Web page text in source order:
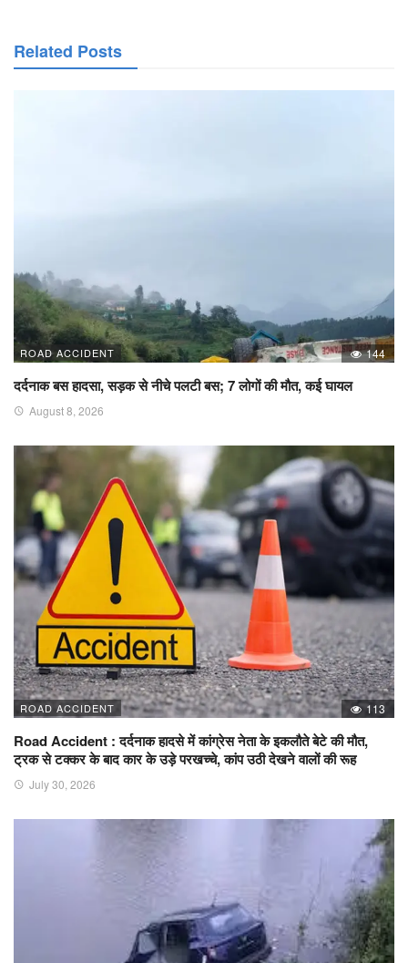
Related Posts
ROAD ACCIDENT 144
दर्दनाक बस हादसा, सड़क से नीचे पलटी बस; 7 लोगों की मौत, कई घायल
August 8, 2026
ROAD ACCIDENT 113
Road Accident : दर्दनाक हादसे में कांग्रेस नेता के इकलौते बेटे की मौत,
ट्रक से टक्कर के बाद कार के उड़े परखच्चे, कांप उठी देखने वालों की रूह
July 30, 2026